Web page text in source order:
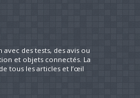
des tests, des avis ou
et objets connectés. La
tous les articles et l’œil